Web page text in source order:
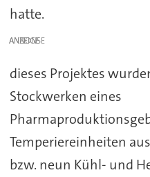
hatte.
ANZEIGE
dieses Projektes
Stockwerken eines
Temperiereinheiten
bzw. neun Kühl- und